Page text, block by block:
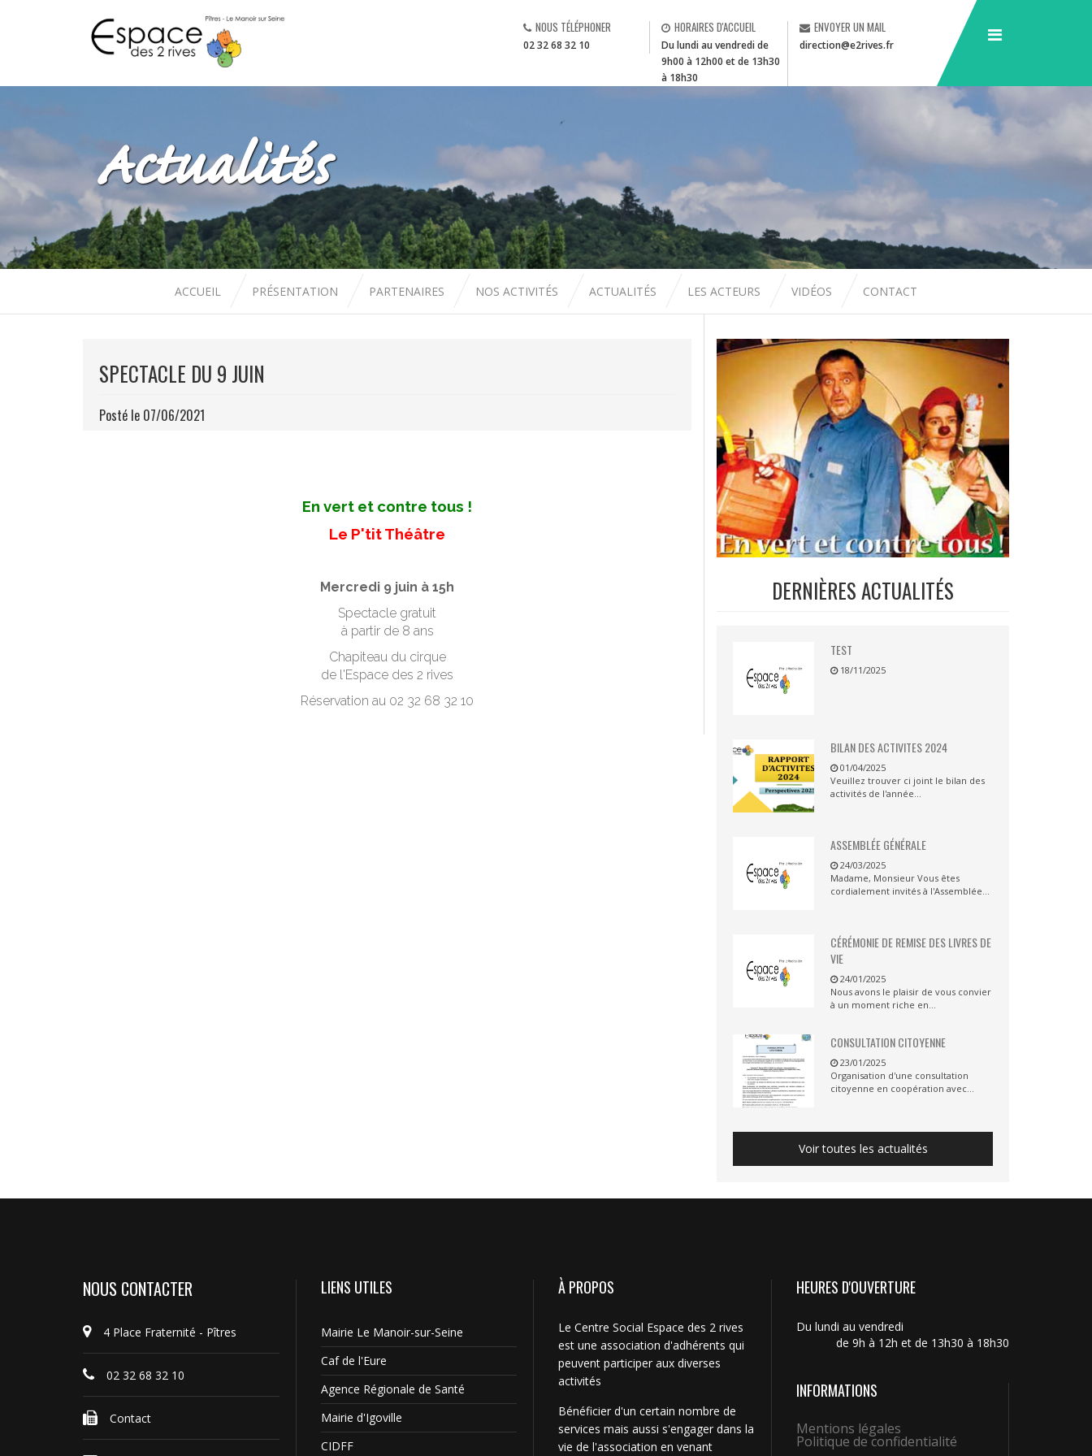
NOUS TÉLÉPHONER
02 32 68 32 10
HORAIRES D'ACCUEIL
Du lundi au vendredi de
9h00 à 12h00 et de 13h30
à 18h30
ENVOYER UN MAIL
direction@e2rives.fr
Actualités
ACCUEIL PRÉSENTATION PARTENAIRES NOS ACTIVITÉS ACTUALITÉS LES ACTEURS VIDÉOS CONTACT
SPECTACLE DU 9 JUIN
Posté le 07/06/2021
En vert et contre tous !
Le P'tit Théâtre
Mercredi 9 juin à 15h
Spectacle gratuit
à partir de 8 ans
Chapiteau du cirque
de l'Espace des 2 rives
Réservation au 02 32 68 32 10
DERNIÈRES ACTUALITÉS
TEST
18/11/2025
BILAN DES ACTIVITES 2024
01/04/2025
Veuillez trouver ci joint le bilan des
activités de l'année...
ASSEMBLÉE GÉNÉRALE
24/03/2025
Madame, Monsieur Vous êtes
cordialement invités à l'Assemblée...
CÉRÉMONIE DE REMISE DES LIVRES DE
VIE
24/01/2025
Nous avons le plaisir de vous convier
à un moment riche en...
CONSULTATION CITOYENNE
23/01/2025
Organisation d'une consultation
citoyenne en coopération avec...
Voir toutes les actualités
NOUS CONTACTER
4 Place Fraternité - Pîtres
02 32 68 32 10
Contact
LIENS UTILES
Mairie Le Manoir-sur-Seine
Caf de l'Eure
Agence Régionale de Santé
Mairie d'Igoville
CIDFF
À PROPOS
Le Centre Social Espace des 2 rives
est une association d'adhérents qui
peuvent participer aux diverses
activités
Bénéficier d'un certain nombre de
services mais aussi s'engager dans la
vie de l'association en venant
HEURES D'OUVERTURE
Du lundi au vendredi
de 9h à 12h et de 13h30 à 18h30
INFORMATIONS
Mentions légales
Politique de confidentialité